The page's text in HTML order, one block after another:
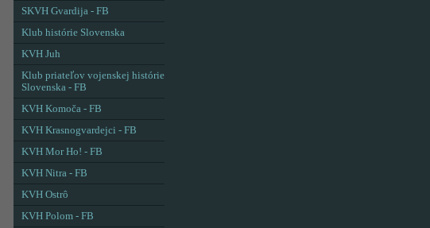
SKVH Gvardija - FB
Klub histórie Slovenska
KVH Juh
Klub priateľov vojenskej histórie
Slovenska - FB
KVH Komoča - FB
KVH Krasnogvardejci - FB
KVH Mor Ho! - FB
KVH Nitra - FB
KVH Ostrô
KVH Polom - FB